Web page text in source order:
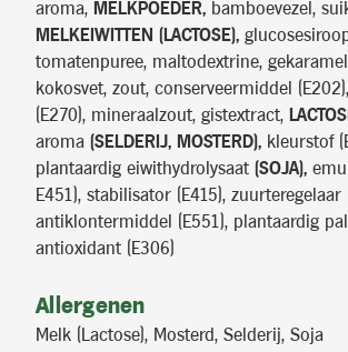
aroma, MELKPOEDER, bamboevezel,
MELKEIWITTEN (LACTOSE),
tomatenpuree, maltodextrine,
kokosvet, zout, conserveermiddel
(E270), mineraalzout, gistextract,
aroma (SELDERIJ, MOSTERD), kleurstof
plantaardig eiwithydrolysaat (SOJA),
E451), stabilisator (E415), zuurteregelaar
antiklontermiddel (E551), plantaardig
antioxidant (E306)
Allergenen
Melk (Lactose), Mosterd, Selderij, Soja